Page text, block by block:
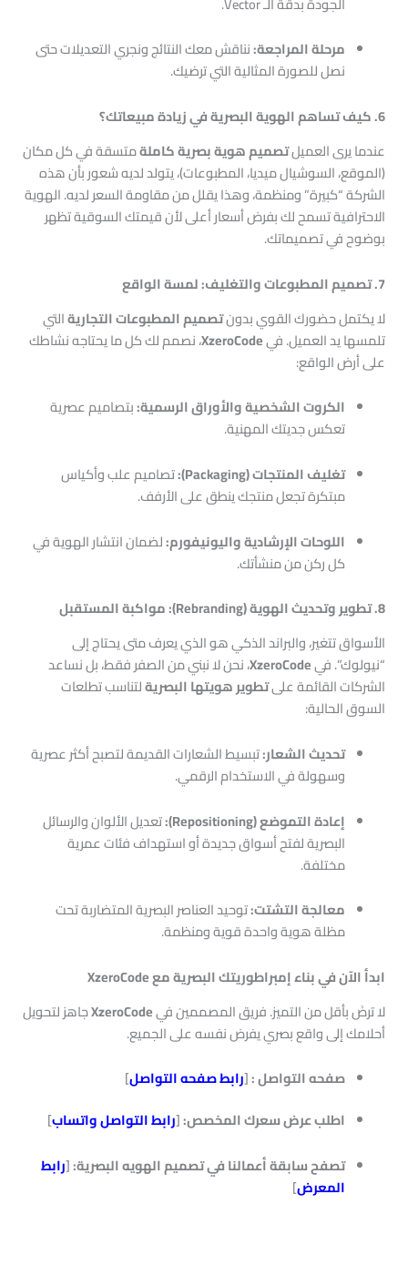
مرحلة المراجعة:نناقش معك النتائج ونجري التعديلات حتى
نصل للصورة المثالية التي ترضيك.
6. كيف تساهم الهوية البصرية في زيادة مبيعاتك؟
عندما يرى العميلتصميم هوية بصرية كاملةمتسقة في كل مكان
(الموقع، السوشيال ميديا، المطبوعات)، يتولد لديه شعور بأن هذه
الشركة “كبيرة” ومنظمة، وهذا يقلل من مقاومة السعر لديه. الهوية
الاحترافية تسمح لك بفرض أسعار أعلى لأن قيمتك السوقية تظهر
بوضوح في تصميماتك.
7. تصميم المطبوعات والتغليف: لمسة الواقع
لا يكتمل حضورك القوي بدونتصميم المطبوعات التجاريةالتي
تلمسها يد العميل. فيXzeroCode، نصمم لك كل ما يحتاجه نشاطك
على أرض الواقع:
الكروت الشخصية والأوراق الرسمية:بتصاميم عصرية
تعكس جديتك المهنية.
تغليف المنتجات (Packaging):
تصاميم علب وأكياس
مبتكرة تجعل منتجك ينطق على الأرفف.
اللوحات الإرشادية واليونيفورم:لضمان انتشار الهوية في
كل ركن من منشأتك.
8. تطوير وتحديث الهوية (Rebranding): مواكبة المستقبل
الأسواق تتغير، والبراند الذكي هو الذي يعرف متى يحتاج إلى
“نيولوك”. فيXzeroCode، نحن لا نبني من الصفر فقط، بل نساعد
الشركات القائمة علىتطوير هويتها البصريةلتناسب تطلعات
السوق الحالية:
تحديث الشعار:تبسيط الشعارات القديمة لتصبح أكثر عصرية
وسهولة في الاستخدام الرقمي.
إعادة التموضع (Repositioning):
تعديل الألوان والرسائل
البصرية لفتح أسواق جديدة أو استهداف فئات عمرية
مختلفة.
معالجة التشتت:توحيد العناصر البصرية المتضاربة تحت
مظلة هوية واحدة قوية ومنظمة.
ابدأ الآن في بناء إمبراطوريتك البصرية مع XzeroCode
لا ترضَ بأقل من التميز. فريق المصممين فيXzeroCodeجاهز لتحويل
أحلامك إلى واقع بصري يفرض نفسه على الجميع.
صفحه التواصل :[رابطصفحه التواصل]
اطلب عرض سعرك المخصص:[رابط التواصل واتساب]
تصفح سابقة أعمالنا في تصميم الهويه البصرية:[رابط
المعرض]